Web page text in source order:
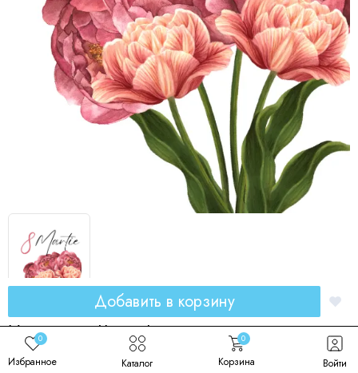
Открытка 8 martie
Код товара: 00212
Добавить в корзину
0
Избранное Каталог
0
Корзина Войти